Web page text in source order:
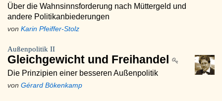
Über die Wahnsinnsforderung nach Müttergeld und
andere Politikanbiederungen
von Karin Pfeiffer-Stolz
Außenpolitik II
Gleichgewicht und Freihandel
Die Prinzipien einer besseren Außenpolitik
von Gérard Bökenkamp